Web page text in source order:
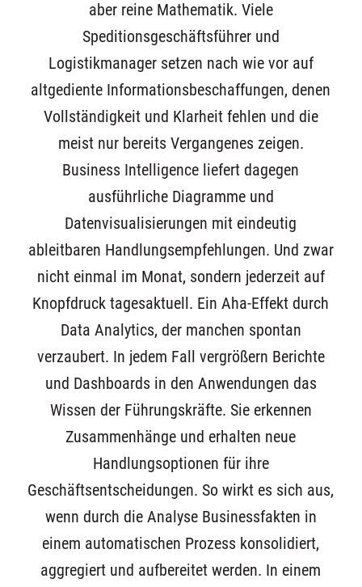
aber reine Mathematik. Viele
Speditionsgeschäftsführer und
Logistikmanager setzen nach wie vor auf
altgediente Informationsbeschaffungen, denen
Vollständigkeit und Klarheit fehlen und die
meist nur bereits Vergangenes zeigen.
Business Intelligence liefert dagegen
ausführliche Diagramme und
Datenvisualisierungen mit eindeutig
ableitbaren Handlungsempfehlungen. Und zwar
nicht einmal im Monat, sondern jederzeit auf
Knopfdruck tagesaktuell. Ein Aha-Effekt durch
Data Analytics, der manchen spontan
verzaubert. In jedem Fall vergrößern Berichte
und Dashboards in den Anwendungen das
Wissen der Führungskräfte. Sie erkennen
Zusammenhänge und erhalten neue
Handlungsoptionen für ihre
Geschäftsentscheidungen. So wirkt es sich aus,
wenn durch die Analyse Businessfakten in
einem automatischen Prozess konsolidiert,
aggregiert und aufbereitet werden. In einem